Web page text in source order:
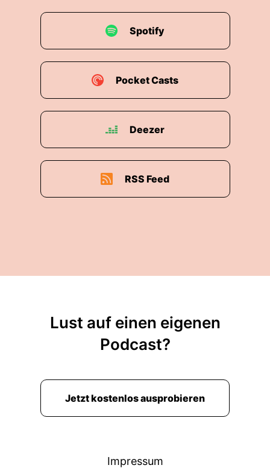
Spotify
Pocket Casts
Deezer
RSS Feed
Lust auf einen eigenen
Podcast?
Jetzt kostenlos ausprobieren
Impressum